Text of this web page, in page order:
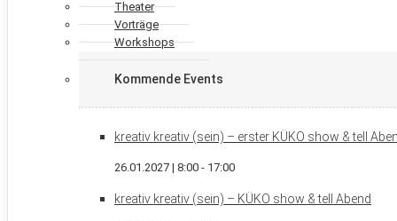
Theater
Vorträge
Workshops
Kommende Events
kreativ kreativ (sein) – erster KÜKO show & tell
26.01.2027 | 8:00 - 17:00
kreativ kreativ (sein) – KÜKO show & tell Abend